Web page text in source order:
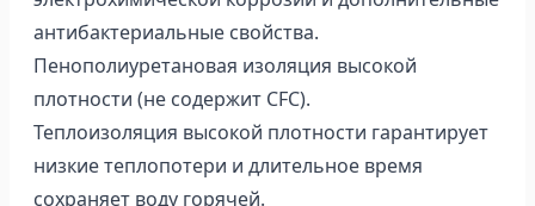
антибактериальные свойства.
Пенополиуретановая изоляция высокой
плотности (не содержит CFC).
Теплоизоляция высокой плотности гарантирует
низкие теплопотери и длительное время
сохраняет воду горячей.